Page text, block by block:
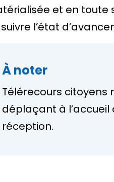
et en toute
l’état
À noter
Télérecours citoyens
déplaçant à
réception.